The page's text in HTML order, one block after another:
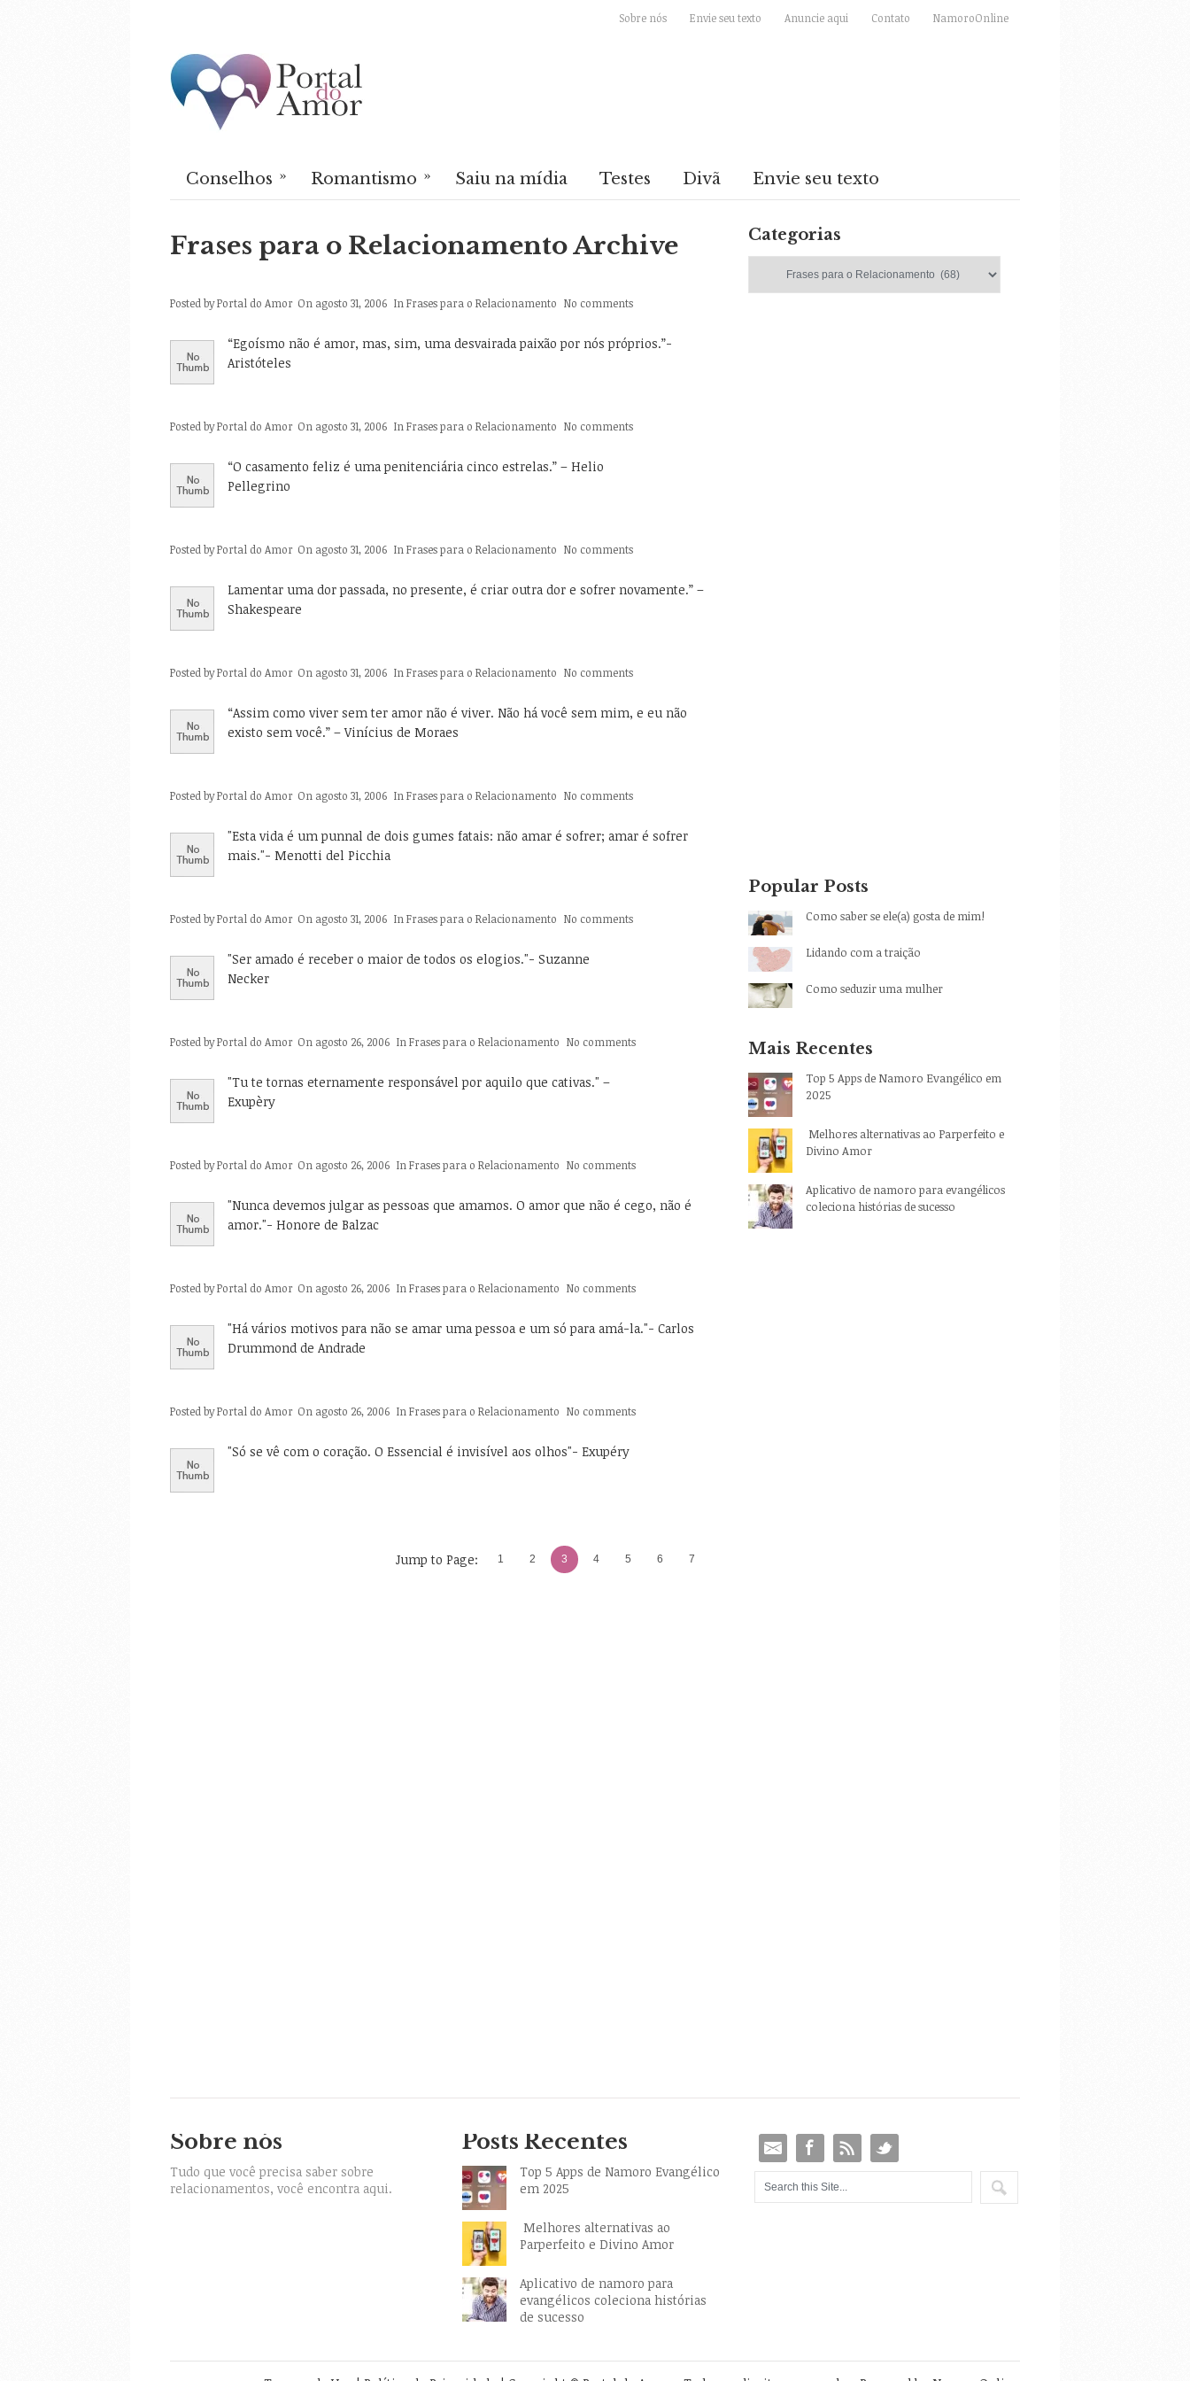
Sobre nós Envie seu texto Anuncie aqui Contato NamoroOnline
Conselhos » Romantismo » Saiu na mídia Testes Divã Envie seu texto
Frases para o Relacionamento Archive
Posted byPortal do Amor On agosto 31, 2006 In Frases para o Relacionamento No comments
“Egoísmo não é amor, mas, sim, uma desvairada paixão por nós próprios.”-
Aristóteles
Posted byPortal do Amor On agosto 31, 2006 In Frases para o Relacionamento No comments
“O casamento feliz é uma penitenciária cinco estrelas.” – Helio
Pellegrino
Posted byPortal do Amor On agosto 31, 2006 In Frases para o Relacionamento No comments
Lamentar uma dor passada, no presente, é criar outra dor e sofrer novamente.” –
Shakespeare
Posted byPortal do Amor On agosto 31, 2006 In Frases para o Relacionamento No comments
“Assim como viver sem ter amor não é viver. Não há você sem mim, e eu não
existo sem você.” – Vinícius de Moraes
Posted byPortal do Amor On agosto 31, 2006 In Frases para o Relacionamento No comments
"Esta vida é um punnal de dois gumes fatais: não amar é sofrer; amar é sofrer
mais."- Menotti del Picchia
Posted byPortal do Amor On agosto 31, 2006 In Frases para o Relacionamento No comments
"Ser amado é receber o maior de todos os elogios."- Suzanne
Necker
Posted byPortal do Amor On agosto 26, 2006 In Frases para o Relacionamento No comments
"Tu te tornas eternamente responsável por aquilo que cativas." –
Exupèry
Posted byPortal do Amor On agosto 26, 2006 In Frases para o Relacionamento No comments
"Nunca devemos julgar as pessoas que amamos. O amor que não é cego, não é
amor."- Honore de Balzac
Posted byPortal do Amor On agosto 26, 2006 In Frases para o Relacionamento No comments
"Há vários motivos para não se amar uma pessoa e um só para amá-la."- Carlos
Drummond de Andrade
Posted byPortal do Amor On agosto 26, 2006 In Frases para o Relacionamento No comments
"Só se vê com o coração. O Essencial é invisível aos olhos"- Exupéry
1 2 3 4 5 6 7
Jump to Page:
Categorias
Popular Posts
Como saber se ele(a) gosta de mim!
Lidando com a traição
Como seduzir uma mulher
Mais Recentes
Top 5 Apps de Namoro Evangélico em
2025
Melhores alternativas ao Parperfeito e
Divino Amor
Aplicativo de namoro para evangélicos
coleciona histórias de sucesso
Sobre nós
Tudo que você precisa saber sobre
relacionamentos, você encontra aqui.
Posts Recentes
Top 5 Apps de Namoro Evangélico
em 2025
Melhores alternativas ao
Parperfeito e Divino Amor
Aplicativo de namoro para
evangélicos coleciona histórias
de sucesso